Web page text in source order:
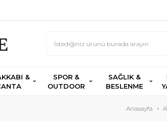
&
SPOR &
OUTDOOR
SAĞLIK &
BESLENME
Anasayfa